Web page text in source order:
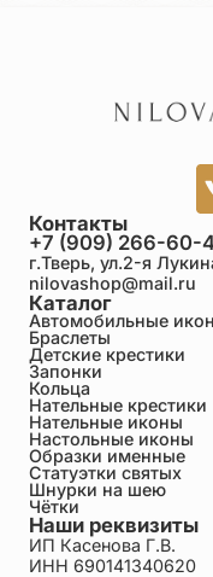
Каталог
Автомобильные
Браслеты
Детские крестики
Запонки
Кольца
Нательные крестики
Нательные иконы
Настольные иконы
Образки именные
Статуэтки святых
Шнурки на шею
Чётки
Контакты
+7 (909) 266-60-
г.Тверь, ул.2-я
nilovashop@mail.ru
Наши реквизиты
ИП Касенова Г.В.
ИНН 690141340620